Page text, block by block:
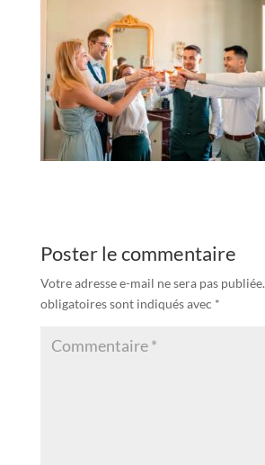
Poster le commentaire
Votre adresse e-mail ne sera pas publiée.
obligatoires sont indiqués avec *